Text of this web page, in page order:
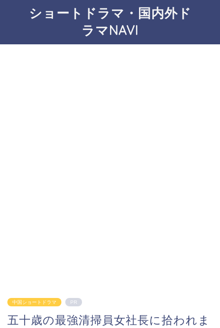
ショートドラマ・国内外ド
ラマNAVI
中国ショートドラマ PR
五十歳の最強清掃員女社長に拾われま